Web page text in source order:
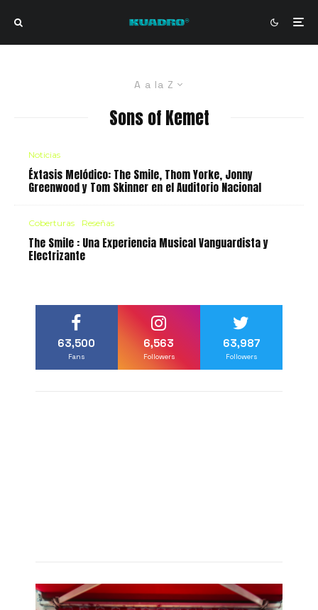
A a la Z
Sons of Kemet
Noticias
Éxtasis Melódico: The Smile, Thom Yorke, Jonny
Greenwood y Tom Skinner en el Auditorio Nacional
Coberturas Reseñas
The Smile : Una Experiencia Musical Vanguardista y
Electrizante
63,500
Fans
6,563
Followers
63,987
Followers